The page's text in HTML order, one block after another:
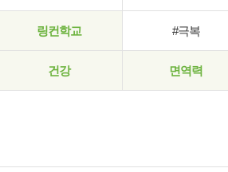
링컨학교 #극복
건강 면역력